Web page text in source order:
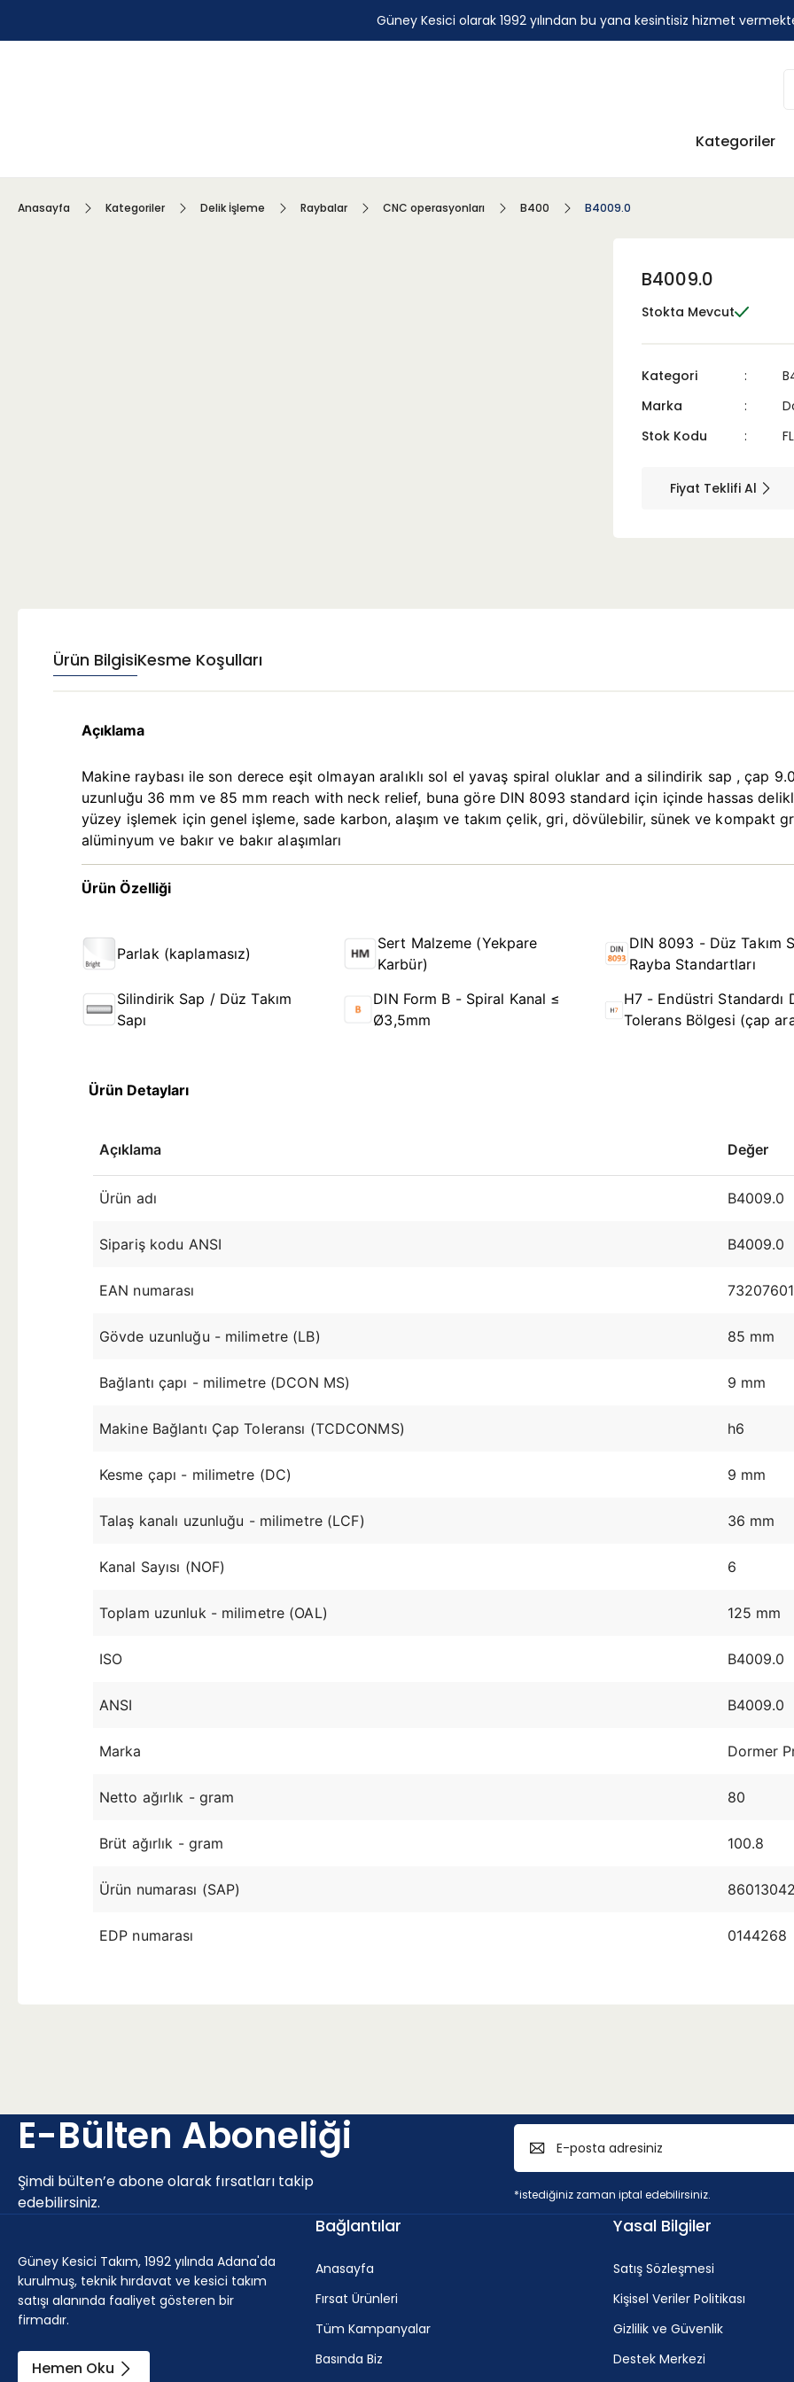
Güney Kesici olarak 1992 yılından bu yana kesintisiz hizmet
Kategoriler
Anasayfa Kategoriler Delik İşleme Raybalar CNC operasyonları B400 B4009.0
B4009.0
Stokta Mevcut
Kategori
Marka
Stok Kodu
Fiyat Teklifi Al
Ürün BilgisiKesme Koşulları
Açıklama
Makine raybası ile son derece eşit olmayan aralıklı sol el yavaş spiral oluklar and a silindirik sap , çap
uzunluğu 36 mm ve 85 mm reach with neck relief, buna göre DIN 8093 standard için içinde hassas
yüzey işlemek için genel işleme, sade karbon, alaşım ve takım çelik, gri, dövülebilir, sünek ve kompakt
alüminyum ve bakır ve bakır alaşımları
Ürün Özelliği
Parlak (kaplamasız)
Sert Malzeme (Yekpare
Karbür)
DIN 8093 - Düz Takım
Rayba Standartları
Silindirik Sap / Düz Takım
Sapı
DIN Form B - Spiral Kanal ≤
Ø3,5mm
H7 - Endüstri Standardı
Tolerans Bölgesi (çap
Ürün Detayları
Açıklama Değer
Ürün adı B4009.0
Sipariş kodu ANSI B4009.0
EAN numarası
Gövde uzunluğu - milimetre (LB) 85 mm
Bağlantı çapı - milimetre (DCON MS) 9 mm
Makine Bağlantı Çap Toleransı (TCDCONMS) h6
Kesme çapı - milimetre (DC) 9 mm
Talaş kanalı uzunluğu - milimetre (LCF) 36 mm
Kanal Sayısı (NOF) 6
Toplam uzunluk - milimetre (OAL) 125 mm
ISO B4009.0
ANSI B4009.0
Marka Dormer
Netto ağırlık - gram 80
Brüt ağırlık - gram 100.8
Ürün numarası (SAP) 86013042
EDP numarası 0144268
E-Bülten Aboneliği
Şimdi bülten’e abone olarak fırsatları takip
edebilirsiniz.
*istediğiniz zaman iptal edebilirsiniz.
Güney Kesici Takım, 1992 yılında Adana'da
kurulmuş, teknik hırdavat ve kesici takım
satışı alanında faaliyet gösteren bir
firmadır.
Hemen Oku
Bağlantılar
Anasayfa
Fırsat Ürünleri
Tüm Kampanyalar
Basında Biz
Yasal Bilgiler
Satış Sözleşmesi
Kişisel Veriler Politikası
Gizlilik ve Güvenlik
Destek Merkezi